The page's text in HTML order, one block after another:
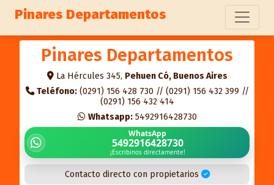
Pinares Departamentos
Pinares Departamentos
La Hércules 345, Pehuen Có, Buenos Aires
Teléfono:(0291) 156 428 730 // (0291) 156 432 399 //
(0291) 156 432 414
Whatsapp:5492916428730
WhatsApp
5492916428730
¡Escribinos directamente!
Contacto directo con propietarios